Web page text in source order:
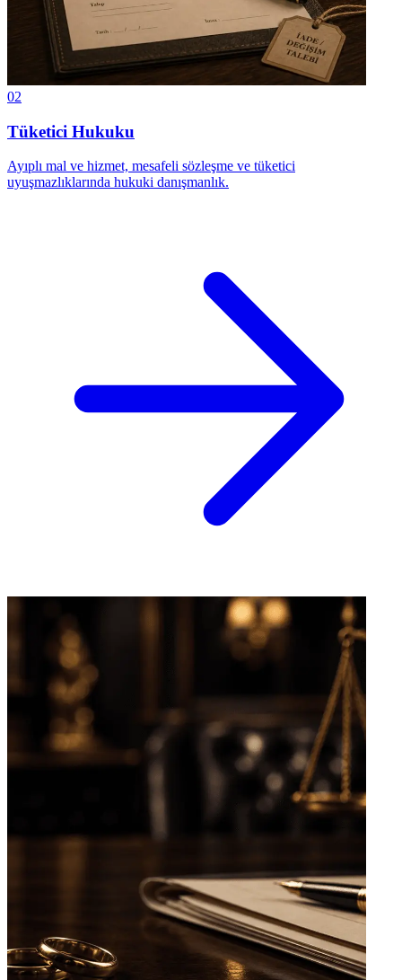
02
Tüketici Hukuku
Ayıplı mal ve hizmet, mesafeli sözleşme ve tüketici
uyuşmazlıklarında hukuki danışmanlık.